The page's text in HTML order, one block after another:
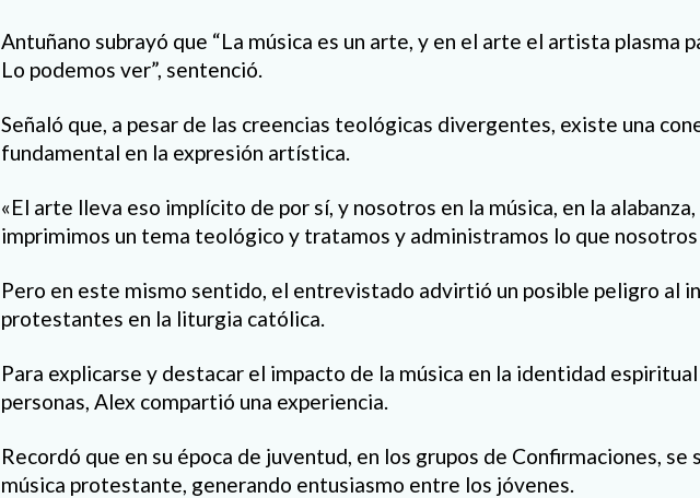
Antuñano subrayó que “La música es un arte, y en el arte el artista plasma
Lo podemos ver”, sentenció.
Señaló que, a pesar de las creencias teológicas divergentes, existe una
fundamental en la expresión artística.
«El arte lleva eso implícito de por sí, y nosotros en la música, en la
imprimimos un tema teológico y tratamos y administramos lo que nosotros
Pero en este mismo sentido, el entrevistado advirtió un posible peligro al
protestantes en la liturgia católica.
Para explicarse y destacar el impacto de la música en la identidad
personas, Alex compartió una experiencia.
Recordó que en su época de juventud, en los grupos de Confirmaciones, se
música protestante, generando entusiasmo entre los jóvenes.